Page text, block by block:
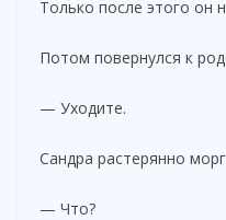
Только после этого он
Потом повернулся к
— Уходите.
Сандра растерянно
— Что?